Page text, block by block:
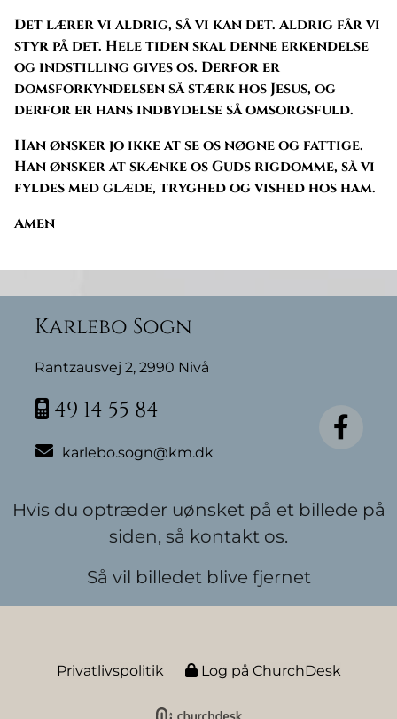
Det lærer vi aldrig, så vi kan det. Aldrig får vi
styr på det. Hele tiden skal denne erkendelse
og indstilling gives os. Derfor er
domsforkyndelsen så stærk hos Jesus, og
derfor er hans indbydelse så omsorgsfuld.
Han ønsker jo ikke at se os nøgne og fattige.
Han ønsker at skænke os Guds rigdomme, så vi
fyldes med glæde, tryghed og vished hos ham.
Amen
Karlebo Sogn
Rantzausvej 2, 2990 Nivå
 49 14 55 84
 karlebo.sogn@km.dk
Hvis du optræder uønsket på et billede på
siden, så kontakt os.
Så vil billedet blive fjernet
Privatlivspolitik Log på ChurchDesk